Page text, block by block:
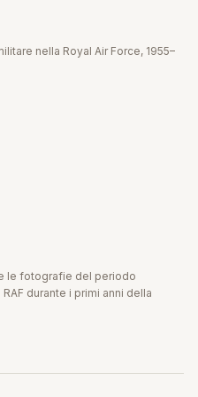
nella Royal Air Force, 1955–
le fotografie del periodo
durante i primi anni della